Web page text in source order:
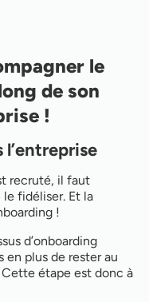
le
de son
!
recruté, il faut
fidéliser. Et la
!
d’onboarding
plus de rester au
étape est donc à